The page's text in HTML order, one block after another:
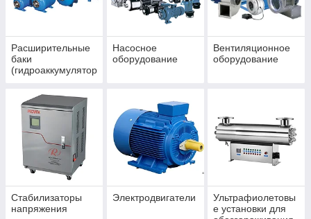
Расширительные
баки
(гидроаккумулятор
Насосное
оборудование
Вентиляционное
оборудование
Стабилизаторы
напряжения
Электродвигатели
Ультрафиолетовы
е установки для